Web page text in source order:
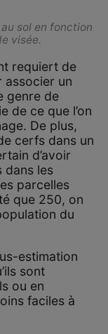
sol en fonction
visée.
requiert de
associer un
genre de
de ce que l’on
De plus,
cerfs dans un
d’avoir
dans les
parcelles
que 250, on
du
estimation
sont
ou en
faciles à